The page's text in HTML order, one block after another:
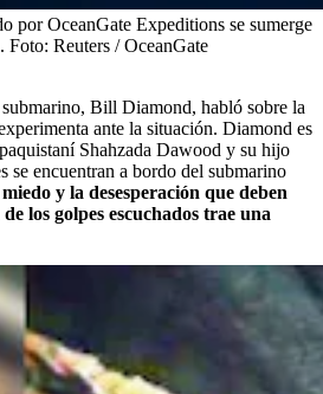
por OceanGate Expeditions se sumerge
Foto: Reuters / OceanGate
Bill Diamond, habló sobre la
ante la situación. Diamond es
Shahzada Dawood y su hijo
se encuentran a bordo del submarino
y la desesperación que deben
los golpes escuchados trae una